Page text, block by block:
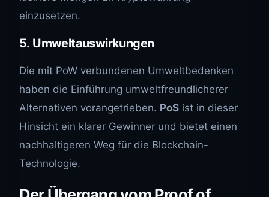
einzusetzen.
5. Umweltauswirkungen
Die mit PoW verbundenen Umweltbedenken
haben die Einführung umweltfreundlicherer
Alternativen vorangetrieben. PoS ist in dieser
Hinsicht ein klarer Gewinner und bietet einen
nachhaltigeren Weg für die Blockchain-
Technologie.